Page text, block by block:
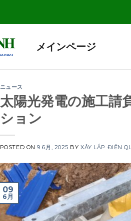
メインページ
ニュース
太陽光発電の施工
ション
POSTED ON9 6月, 2025 BYXÂY LẮP ĐIỆN
09
6月